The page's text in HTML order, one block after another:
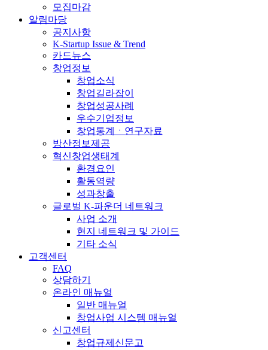
모집마감
알림마당
공지사항
K-Startup Issue & Trend
카드뉴스
창업정보
창업소식
창업길라잡이
창업성공사례
우수기업정보
창업통계ㆍ연구자료
방산정보제공
혁신창업생태계
환경요인
활동역량
성과창출
글로벌 K-파운더 네트워크
사업 소개
현지 네트워크 및 가이드
기타 소식
고객센터
FAQ
상담하기
온라인 매뉴얼
일반 매뉴얼
창업사업 시스템 매뉴얼
신고센터
창업규제신문고